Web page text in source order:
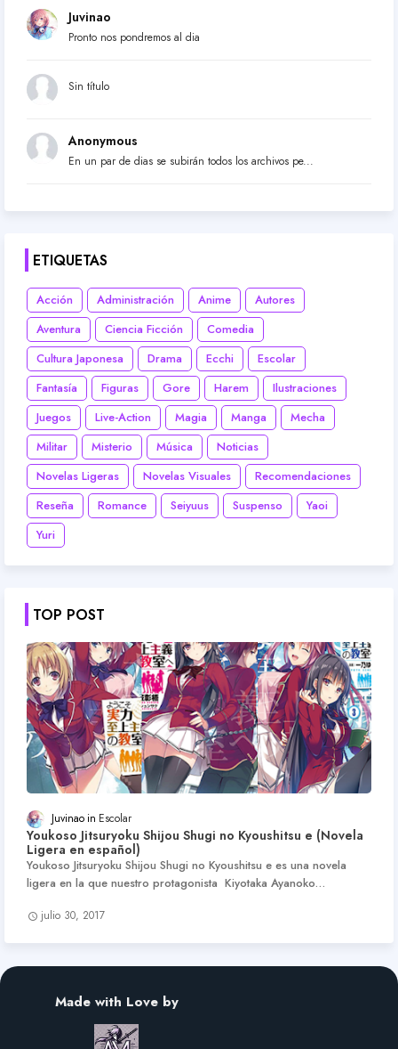
Juvinao
Pronto nos pondremos al dia
Sin título
Anonymous
En un par de dias se subirán todos los archivos pe...
ETIQUETAS
Acción Administración Anime
Autores
Aventura
Ciencia Ficción
Comedia
Cultura Japonesa
Drama Ecchi
Escolar
Fantasía
Figuras Gore Harem
Ilustraciones
Juegos
Live-Action Magia Manga
Mecha
Militar
Misterio Música
Noticias
Novelas Ligeras
Novelas Visuales
Recomendaciones
Reseña
Romance Seiyuus Suspenso
Yaoi
Yuri
TOP POST
Juvinao Escolar
Youkoso Jitsuryoku Shijou Shugi no Kyoushitsu e (Novela
Ligera en español)
Youkoso Jitsuryoku Shijou Shugi no Kyoushitsu e es una novela
ligera en la que nuestro protagonista Kiyotaka Ayanoko…
julio 30, 2017
Made with Love by